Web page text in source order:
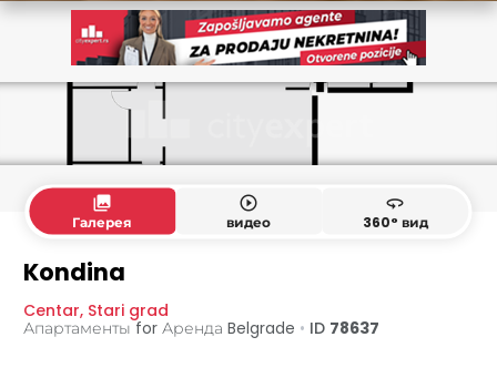
collections
Галерея
play_circle_outline
видео
360
360° вид
Kondina
Centar, Stari grad
Апартаменты for Аренда Belgrade • ID 78637